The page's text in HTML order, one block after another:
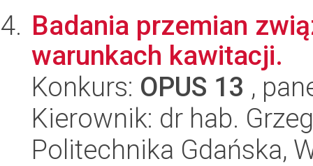
Badania przemian
warunkach kawitacji.
Konkurs: OPUS 13 ,
Kierownik: dr hab.
Politechnika Gdańska,